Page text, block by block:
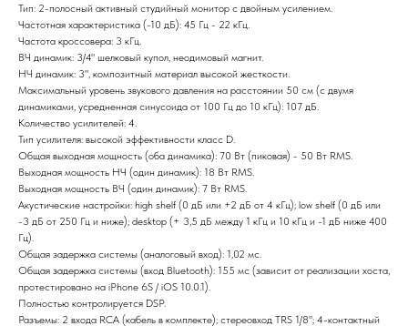
Тип: 2-полосный активный студийный монитор с двойным усилением.
Частотная характеристика (-10 дБ): 45 Гц - 22 кГц.
Частота кроссовера: 3 кГц.
ВЧ динамик: 3/4" шелковый купол, неодимовый магнит.
НЧ динамик: 3", композитный материал высокой жесткости.
Максимальный уровень звукового давления на расстоянии 50 см (с двумя
динамиками, усредненная синусоида от 100 Гц до 10 кГц): 107 дБ.
Количество усилителей: 4.
Тип усилителя: высокой эффективности класс D.
Общая выходная мощность (оба динамика): 70 Вт (пиковая) - 50 Вт RMS.
Выходная мощность НЧ (один динамик): 18 Вт RMS.
Выходная мощность ВЧ (один динамик): 7 Вт RMS.
Акустические настройки: high shelf (0 дБ или +2 дБ от 4 кГц); low shelf (0 дБ или
-3 дБ от 250 Гц и ниже); desktop (+ 3,5 дБ между 1 кГц и 10 кГц и -1 дБ ниже 400
Гц).
Общая задержка системы (аналоговый вход): 1,02 мс.
Общая задержка системы (вход Bluetooth): 155 мс (зависит от реализации хоста,
протестировано на iPhone 6S / iOS 10.0.1).
Полностью контролируется DSP.
Разъемы: 2 входа RCA (кабель в комплекте); стереовход TRS 1/8"; 4-контактный